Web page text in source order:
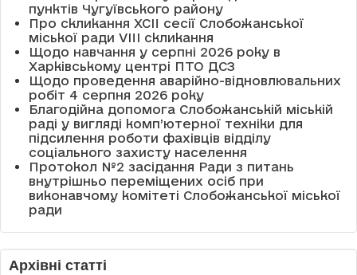
пунктів Чугуївського району
Про скликання XCII сесії Слобожанської
міської ради VIII скликання
Щодо навчання у серпні 2026 року в
Харківському центрі ПТО ДСЗ
Щодо проведення аварійно-відновлювальних
робіт 4 серпня 2026 року
Благодійна допомога Слобожанській міській
раді у вигляді комп’ютерної техніки для
підсилення роботи фахівців відділу
соціального захисту населення
Протокол №2 засідання Ради з питань
внутрішньо переміщених осіб при
виконавчому комітеті Слобожанської міської
ради
Архівні статті